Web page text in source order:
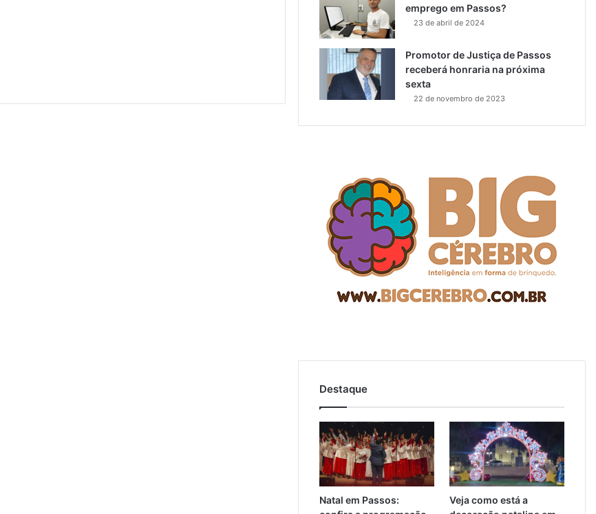
emprego em Passos?
23 de abril de 2024
Promotor de Justiça de Passos
receberá honraria na próxima
sexta
22 de novembro de 2023
Destaque
Natal em Passos:
Veja como está a